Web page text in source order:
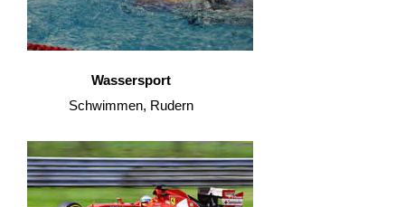
Wassersport
Schwimmen, Rudern